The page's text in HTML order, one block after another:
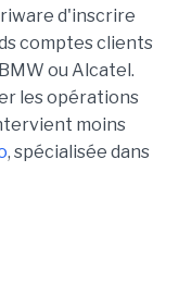
d'inscrire
comptes clients
ou Alcatel.
les opérations
moins
, spécialisée dans